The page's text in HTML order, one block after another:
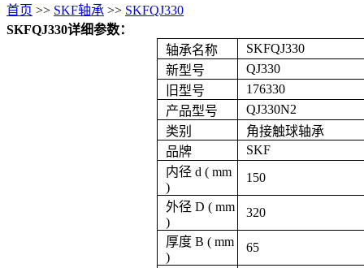
首页 >> SKF轴承 >> SKFQJ330
SKFQJ330详细参数：
轴承名称
SKFQJ330
新型号
QJ330
旧型号
176330
产品型号
QJ330N2
类别
角接触球轴承
品牌
SKF
内径 d ( mm
)
150
外径 D ( mm
)
320
厚度 B ( mm
)
65